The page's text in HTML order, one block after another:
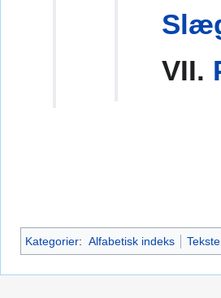
VII.
Kategorier: Alfabetisk indeks